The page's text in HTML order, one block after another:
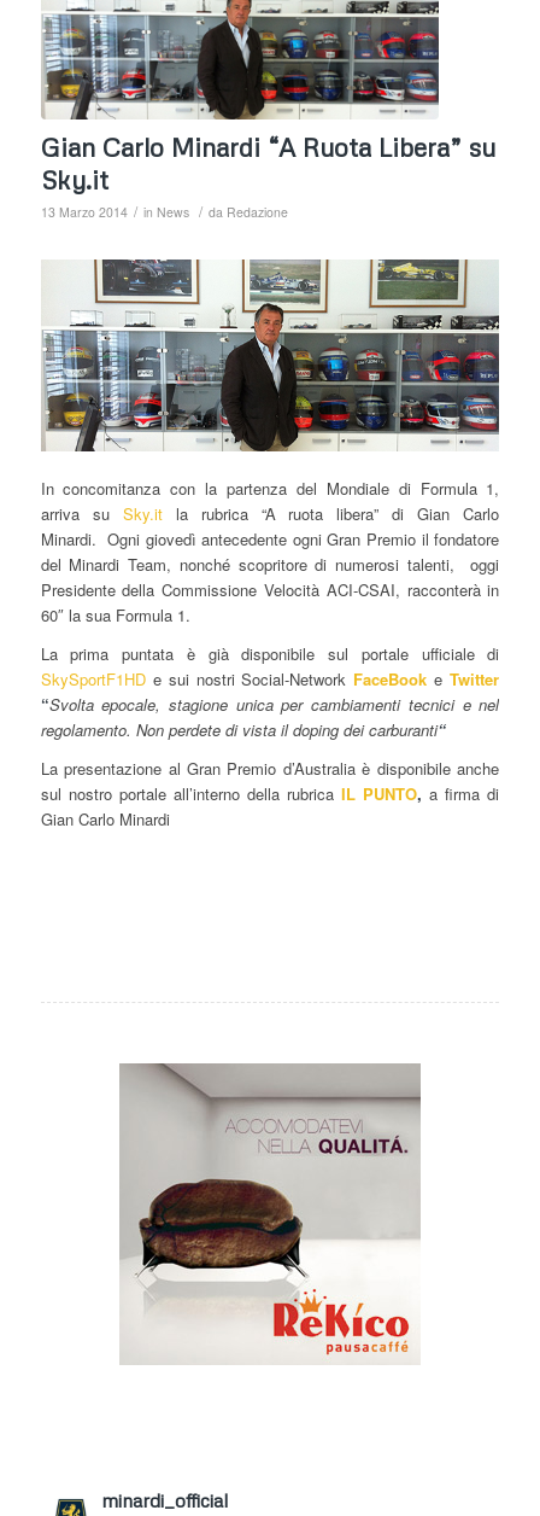
Gian Carlo Minardi “A Ruota Libera” su
Sky.it
13 Marzo 2014 / in News / da Redazione
In concomitanza con la partenza del Mondiale di Formula 1,
arriva su Sky.itla rubrica “A ruota libera” di Gian Carlo
Minardi. Ogni giovedì antecedente ogni Gran Premio il fondatore
del Minardi Team, nonché scopritore di numerosi talenti, oggi
Presidente della Commissione Velocità ACI-CSAI, racconterà in
60″ la sua Formula 1.
La prima puntata è già disponibile sul portale ufficiale di
SkySportF1HDe sui nostri Social-Network FaceBook eTwitter
“Svolta epocale, stagione unica per cambiamenti tecnici e nel
regolamento. Non perdete di vista il doping dei carburanti“
La presentazione al Gran Premio d’Australia è disponibile anche
sul nostro portale all’interno della rubricaIL PUNTO,a firma di
Gian Carlo Minardi
minardi_official